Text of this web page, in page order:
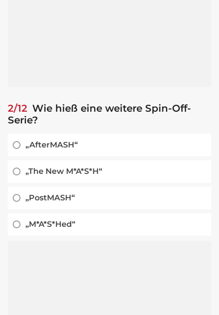
2/12 Wie hieß eine weitere Spin-Off-
Serie?
„AfterMASH“
„The New M*A*S*H“
„PostMASH“
„M*A*S*Hed“